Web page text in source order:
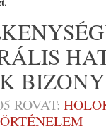
ROVAT: